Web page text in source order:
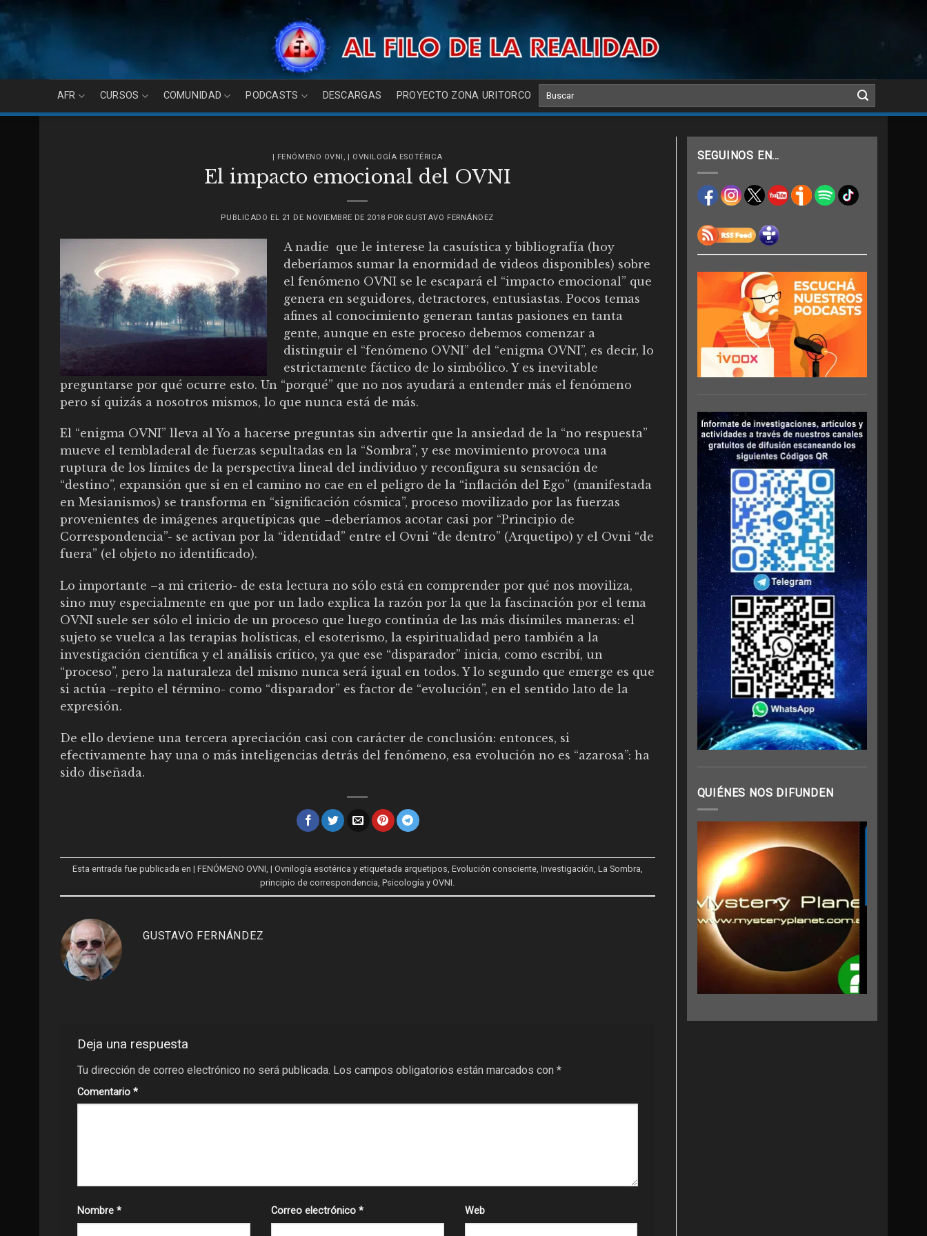
content
AFR CURSOS COMUNIDAD PODCASTS DESCARGAS PROYECTO ZONA URITORCO
| FENÓMENO OVNI , | OVNILOGÍA ESOTÉRICA
El impacto emocional del OVNI
PUBLICADO EL 21 DE NOVIEMBRE DE 2018 POR GUSTAVO FERNÁNDEZ
A nadie que le interese la casuística y bibliografía (hoy
deberíamos sumar la enormidad de videos disponibles) sobre
el fenómeno OVNI se le escapará el “impacto emocional” que
genera en seguidores, detractores, entusiastas. Pocos temas
afines al conocimiento generan tantas pasiones en tanta
gente, aunque en este proceso debemos comenzar a
distinguir el “fenómeno OVNI” del “enigma OVNI”, es decir, lo
estrictamente fáctico de lo simbólico. Y es inevitable
preguntarse por qué ocurre esto. Un “porqué” que no nos ayudará a entender más el fenómeno
pero sí quizás a nosotros mismos, lo que nunca está de más.
El “enigma OVNI” lleva al Yo a hacerse preguntas sin advertir que la ansiedad de la “no respuesta”
mueve el tembladeral de fuerzas sepultadas en la “Sombra”, y ese movimiento provoca una
ruptura de los límites de la perspectiva lineal del individuo y reconfigura su sensación de
“destino”, expansión que si en el camino no cae en el peligro de la “inflación del Ego” (manifestada
en Mesianismos) se transforma en “significación cósmica”, proceso movilizado por las fuerzas
provenientes de imágenes arquetípicas que –deberíamos acotar casi por “Principio de
Correspondencia”- se activan por la “identidad” entre el Ovni “de dentro” (Arquetipo) y el Ovni “de
fuera” (el objeto no identificado).
Lo importante –a mi criterio- de esta lectura no sólo está en comprender por qué nos moviliza,
sino muy especialmente en que por un lado explica la razón por la que la fascinación por el tema
OVNI suele ser sólo el inicio de un proceso que luego continúa de las más disímiles maneras: el
sujeto se vuelca a las terapias holísticas, el esoterismo, la espiritualidad pero también a la
investigación científica y el análisis crítico, ya que ese “disparador” inicia, como escribí, un
“proceso”, pero la naturaleza del mismo nunca será igual en todos. Y lo segundo que emerge es que
si actúa –repito el término- como “disparador” es factor de “evolución”, en el sentido lato de la
expresión.
De ello deviene una tercera apreciación casi con carácter de conclusión: entonces, si
efectivamente hay una o más inteligencias detrás del fenómeno, esa evolución no es “azarosa”: ha
sido diseñada.
Esta entrada fue publicada en | FENÓMENO OVNI, | Ovnilogía esotérica y etiquetada arquetipos, Evolución consciente, Investigación, La Sombra,
principio de correspondencia,Psicología y OVNI.
GUSTAVO FERNÁNDEZ
Deja una respuesta
Tu dirección de correo electrónico no será publicada. Los campos obligatorios están marcados con *
Comentario *
Nombre * Correo electrónico * Web
SEGUINOS EN…
QUIÉNES NOS DIFUNDEN